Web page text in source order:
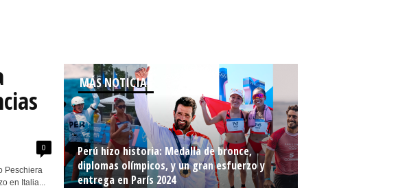
0
Peschiera
en Italia...
MÁS NOTICIAS
Perú hizo historia: Medalla de bronce,
diplomas olímpicos, y un gran esfuerzo y
entrega en París 2024